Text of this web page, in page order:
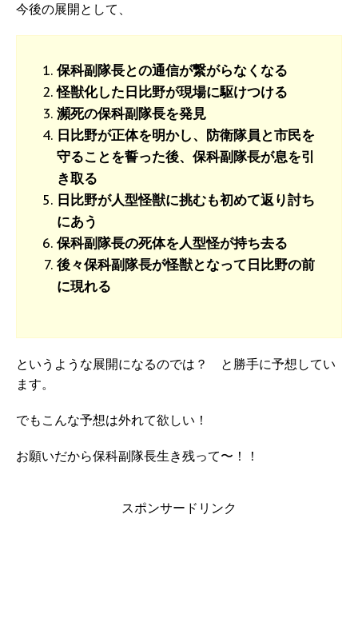
今後の展開として、
保科副隊長との通信が繋がらなくなる
怪獣化した日比野が現場に駆けつける
瀕死の保科副隊長を発見
日比野が正体を明かし、防衛隊員と市民を
守ることを誓った後、保科副隊長が息を引
き取る
日比野が人型怪獣に挑むも初めて返り討ち
にあう
保科副隊長の死体を人型怪が持ち去る
後々保科副隊長が怪獣となって日比野の前
に現れる
というような展開になるのでは？ と勝手に予想してい
ます。
でもこんな予想は外れて欲しい！
お願いだから保科副隊長生き残って〜！！
スポンサードリンク